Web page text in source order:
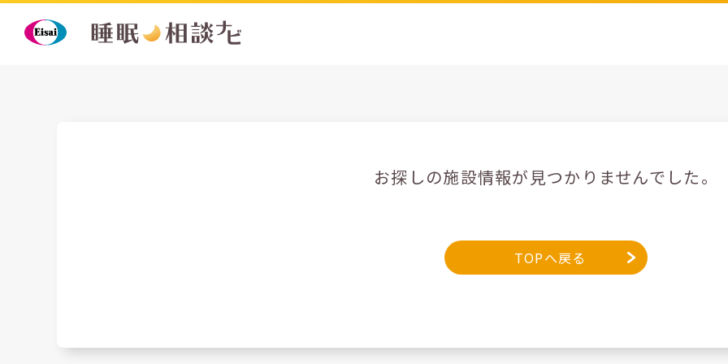
お探しの施設情報が見つかりませんでした。
TOPへ戻る